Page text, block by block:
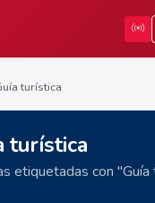
turística
turística
etiquetadas con "Guía